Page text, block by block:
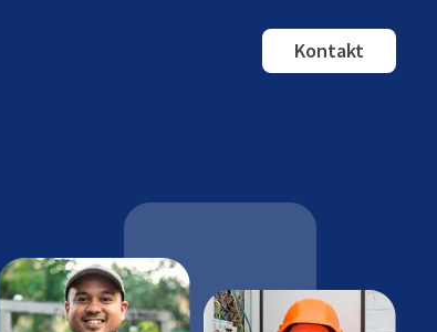
Kontakt